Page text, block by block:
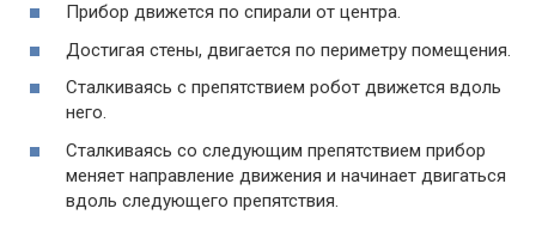
Прибор движется по спирали от центра.
Достигая стены, двигается по периметру помещения.
Сталкиваясь с препятствием робот движется вдоль
него.
Сталкиваясь со следующим препятствием прибор
меняет направление движения и начинает двигаться
вдоль следующего препятствия.